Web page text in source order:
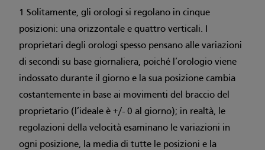
1 Solitamente, gli orologi si regolano in cinque
posizioni: una orizzontale e quattro verticali. I
proprietari degli orologi spesso pensano alle variazioni
di secondi su base giornaliera, poiché l’orologio viene
indossato durante il giorno e la sua posizione cambia
costantemente in base ai movimenti del braccio del
proprietario (l’ideale è +/- 0 al giorno); in realtà, le
regolazioni della velocità esaminano le variazioni in
ogni posizione, la media di tutte le posizioni e la